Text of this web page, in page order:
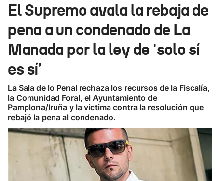
Ikusmiran
Eguraldia
El Supremo avala la rebaja de
pena a un condenado de La
Manada por la ley de 'solo sí
es sí'
La Sala de lo Penal rechaza los recursos de la Fiscalía,
la Comunidad Foral, el Ayuntamiento de
Pamplona/Iruña y la víctima contra la resolución que
rebajó la pena al condenado.